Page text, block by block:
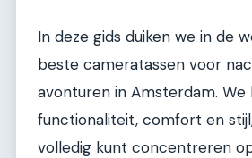
In deze gids duiken we in de
beste cameratassen voor
avonturen in Amsterdam. We
functionaliteit, comfort en
volledig kunt concentreren